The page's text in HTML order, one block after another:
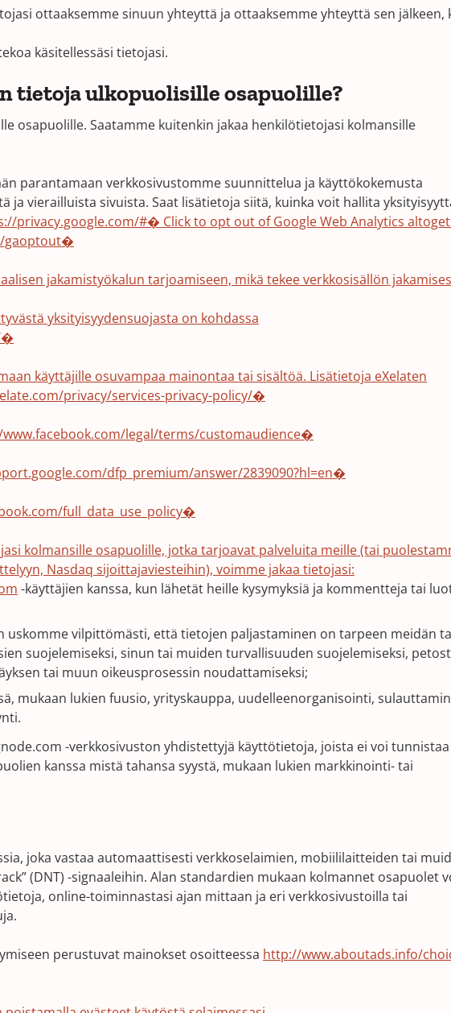
ottaaksemme sinuun yhteyttä ja ottaaksemme yhteyttä sen jälkeen,
käsitellessäsi tietojasi.
tietoja ulkopuolisille osapuolille?
osapuolille. Saatamme kuitenkin jakaa henkilötietojasi kolmansille
parantamaan verkkosivustomme suunnittelua ja käyttökokemusta
ja vierailluista sivuista. Saat lisätietoja siitä, kuinka voit hallita
privacy.google.com/#� Click to opt out of Google Web Analytics
gaoptout�
jakamistyökalun tarjoamiseen, mikä tekee verkkosisällön
yksityisyydensuojasta on kohdassa
�
käyttäjille osuvampaa mainontaa tai sisältöä. Lisätietoja eXelaten
privacy/services-privacy-policy/�
legal/terms/customaudience�
dfp_premium/answer/2839090?hl=en�
full_data_use_policy�
kolmansille osapuolille, jotka tarjoavat palveluita meille (tai
Nasdaq sijoittajaviesteihin), voimme jakaa tietojasi:
in
window)
-käyttäjien kanssa, kun lähetät heille kysymyksiä ja kommentteja tai
uskomme vilpittömästi, että tietojen paljastaminen on tarpeen meidän
suojelemiseksi, sinun tai muiden turvallisuuden suojelemiseksi,
tai muun oikeusprosessin noudattamiseksi;
mukaan lukien fuusio, yrityskauppa, uudelleenorganisointi,
-verkkosivuston yhdistettyjä käyttötietoja, joista ei voi tunnistaa
kanssa mistä tahansa syystä, mukaan lukien markkinointi- tai
joka vastaa automaattisesti verkkoselaimien, mobiililaitteiden tai
(DNT) -signaaleihin. Alan standardien mukaan kolmannet osapuolet
online-toiminnastasi ajan mittaan ja eri verkkosivustoilla tai
perustuvat mainokset osoitteessa http://www.aboutads.info/